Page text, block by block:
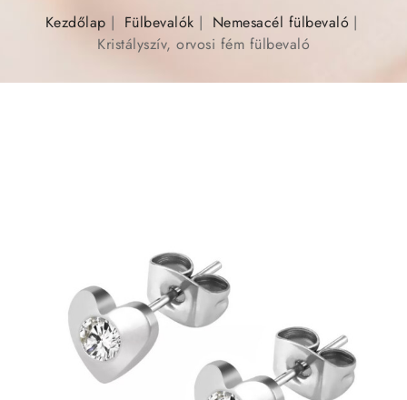
Kezdőlap Fülbevalók
Nemesacél fülbevaló
Kristályszív, orvosi fém fülbevaló